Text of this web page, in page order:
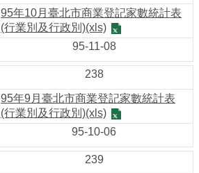
95年10月臺北市商業登記家數統計表
(行業別及行政別)(xls)
95-11-08
238
95年9月臺北市商業登記家數統計表
(行業別及行政別)(xls)
95-10-06
239